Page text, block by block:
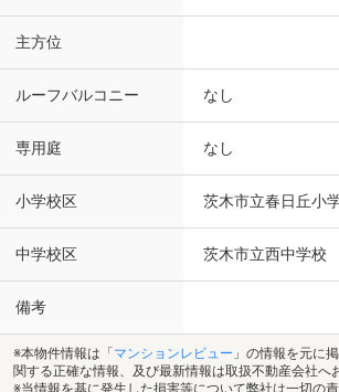
主方位
ルーフバルコニー なし
専用庭 なし
小学校区 茨木市立春日丘小
中学校区 茨木市立西中学校
備考
※本物件情報は「 マンションレビュー 」の情報を元に
関する正確な情報、及び最新情報は取扱不動産会社へ
※当情報を基に発生した損害等について弊社は一切の